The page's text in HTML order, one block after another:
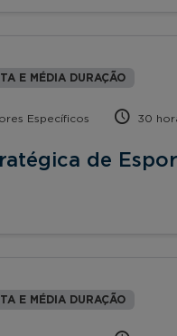
E MÉDIA DURAÇÃO
Específicos 30
de
E MÉDIA DURAÇÃO